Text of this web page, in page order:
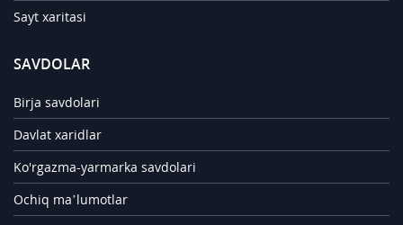
Sayt xaritasi
SAVDOLAR
Birja savdolari
Davlat xaridlar
Ko'rgazma-yarmarka savdolari
Ochiq ma’lumotlar